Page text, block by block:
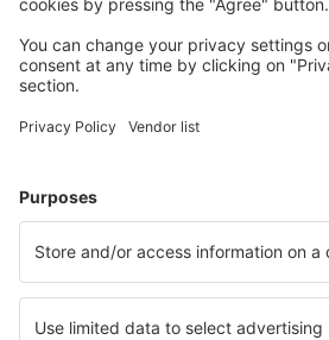
Copyright © eSky.at. Alle Rechte vorbehalten.